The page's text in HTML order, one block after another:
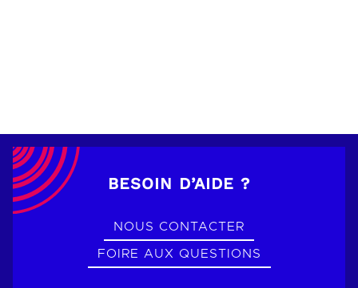
BESOIN D’AIDE ?
NOUS CONTACTER
FOIRE AUX QUESTIONS